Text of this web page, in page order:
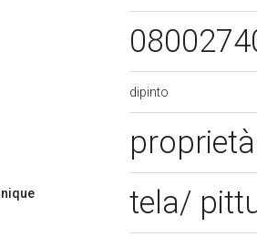
dipinto
tela/